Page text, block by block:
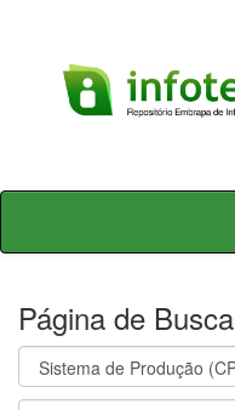
Skip
Página de Busca